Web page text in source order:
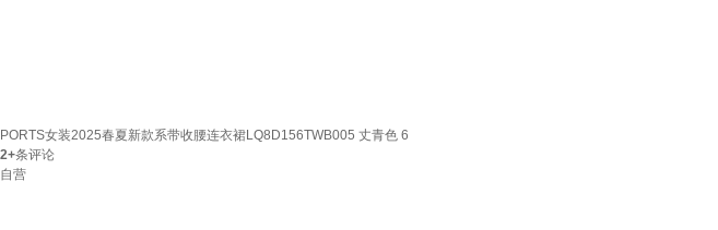
PORTS女装2025春夏新款系带收腰连衣裙LQ8D156TWB005 丈青色 6
2+条评论
自营